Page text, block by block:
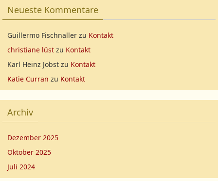
Neueste Kommentare
Guillermo Fischnaller zu Kontakt
christiane lüst zu Kontakt
Karl Heinz Jobst zu Kontakt
Katie Curran zu Kontakt
Archiv
Dezember 2025
Oktober 2025
Juli 2024